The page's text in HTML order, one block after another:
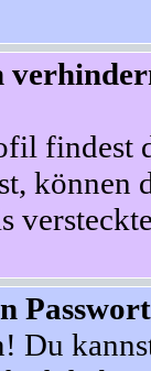
findest
können
Du